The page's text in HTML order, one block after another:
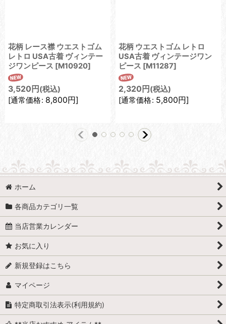
花柄 レース襟 ウエストゴム
レトロ USA古着 ヴィンテー
ジワンピース [M10920]
3,520 円 (税込)
[通常価格: 8,800円]
花柄 ウエストゴム レトロ
USA古着 ヴィンテージワン
ピース [M11287]
2,320 円 (税込)
[通常価格: 5,800円]
ホーム
各商品カテゴリ一覧
当店営業カレンダー
お気に入り
新規登録はこちら
マイページ
特定商取引法表示(利用規約)